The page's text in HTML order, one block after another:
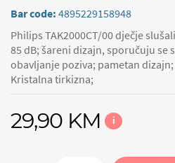
Bar code: 4895229158948
Philips TAK2000CT/00 dječje
85 dB; šareni dizajn, sporučuju se
obavljanje poziva; pametan
Kristalna tirkizna;
29,90 KM i